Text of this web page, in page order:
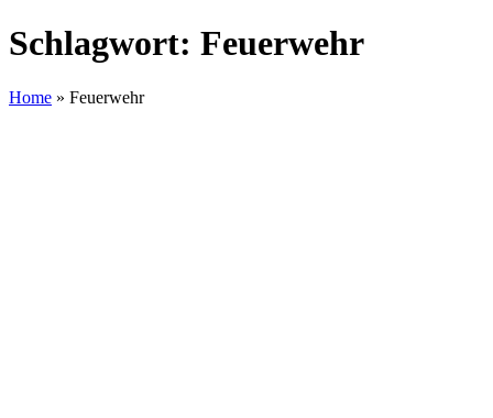
Schlagwort: Feuerwehr
Home » Feuerwehr